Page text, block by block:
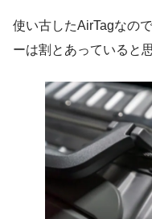
使い古したAirTagなの
ーは割とあっていると